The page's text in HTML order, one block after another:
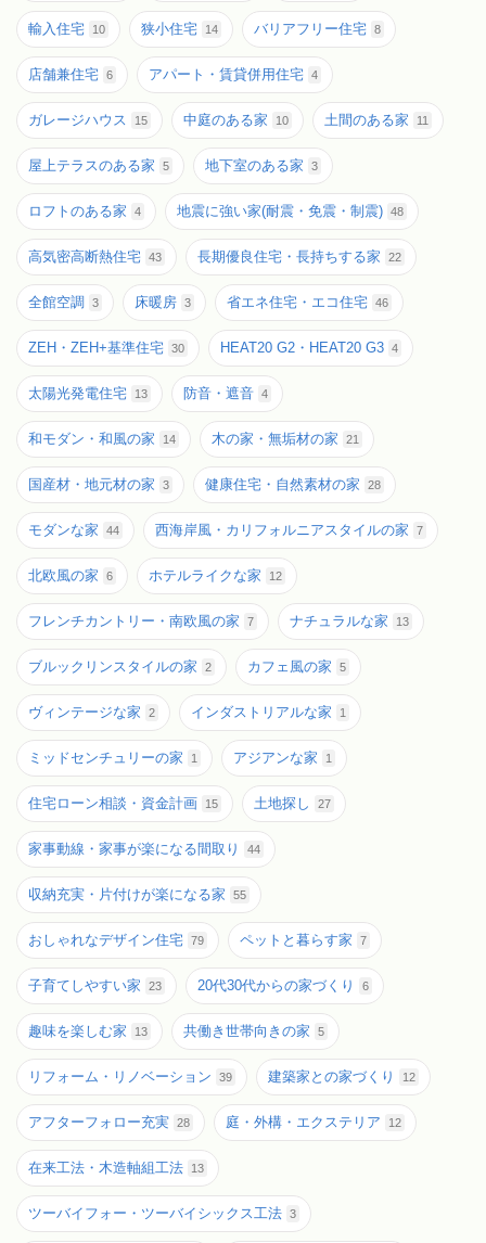
輸入住宅 10 狭小住宅 14 バリアフリー住宅 8
店舗兼住宅 6 アパート・賃貸併用住宅 4
ガレージハウス 15 中庭のある家 10 土間のある家 11
屋上テラスのある家 5 地下室のある家 3
ロフトのある家 4 地震に強い家(耐震・免震・制震) 48
高気密高断熱住宅 43 長期優良住宅・長持ちする家 22
全館空調 3 床暖房 3 省エネ住宅・エコ住宅 46
ZEH・ZEH+基準住宅 30 HEAT20 G2・HEAT20 G3 4
太陽光発電住宅 13 防音・遮音 4
和モダン・和風の家 14 木の家・無垢材の家 21
国産材・地元材の家 3 健康住宅・自然素材の家 28
モダンな家 44 西海岸風・カリフォルニアスタイルの家 7
北欧風の家 6 ホテルライクな家 12
フレンチカントリー・南欧風の家 7 ナチュラルな家 13
ブルックリンスタイルの家 2 カフェ風の家 5
ヴィンテージな家 2 インダストリアルな家 1
ミッドセンチュリーの家 1 アジアンな家 1
住宅ローン相談・資金計画 15 土地探し 27
家事動線・家事が楽になる間取り 44
収納充実・片付けが楽になる家 55
おしゃれなデザイン住宅 79 ペットと暮らす家 7
子育てしやすい家 23 20代30代からの家づくり 6
趣味を楽しむ家 13 共働き世帯向きの家 5
リフォーム・リノベーション 39 建築家との家づくり 12
アフターフォロー充実 28 庭・外構・エクステリア 12
在来工法・木造軸組工法 13
ツーバイフォー・ツーバイシックス工法 3